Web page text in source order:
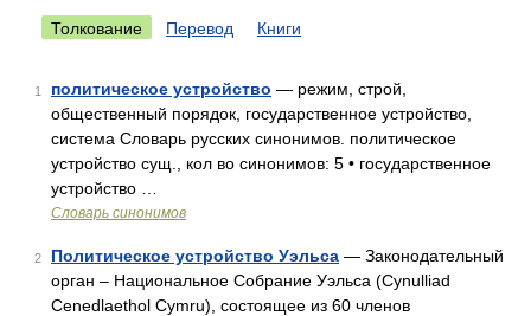
Толкование Перевод Книги
1 политическое устройство — режим, строй,
общественный порядок, государственное устройство,
система Словарь русских синонимов. политическое
устройство сущ., кол во синонимов: 5 • государственное
устройство …
Словарь синонимов
2 Политическое устройство Уэльса — Законодательный
орган – Национальное Собрание Уэльса (Cynulliad
Cenedlaethol Cymru), состоящее из 60 членов